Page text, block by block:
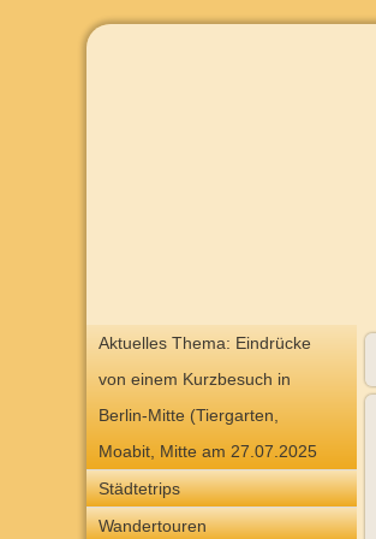
Aktuelles Thema: Eindrücke
von einem Kurzbesuch in
Berlin-Mitte (Tiergarten,
Moabit, Mitte am 27.07.2025
Städtetrips
Wandertouren